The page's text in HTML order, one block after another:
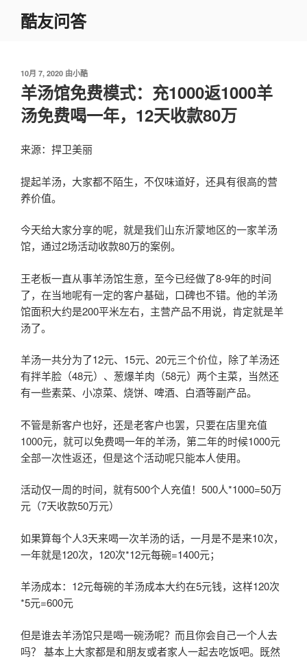
酷友问答
发
布
于
10月 7, 2020 由小酷
羊汤馆免费模式：充1000返1000羊
汤免费喝一年，12天收款80万
来源：捍卫美丽
提起羊汤，大家都不陌生，不仅味道好，还具有很高的营
养价值。
今天给大家分享的呢，就是我们山东沂蒙地区的一家羊汤
馆，通过2场活动收款80万的案例。
王老板一直从事羊汤馆生意，至今已经做了8-9年的时间
了，在当地呢有一定的客户基础，口碑也不错。他的羊汤
馆面积大约是200平米左右，主营产品不用说，肯定就是羊
汤了。
羊汤一共分为了12元、15元、20元三个价位，除了羊汤还
有拌羊脸（48元）、葱爆羊肉（58元）两个主菜，当然还
有一些素菜、小凉菜、烧饼、啤酒、白酒等副产品。
不管是新客户也好，还是老客户也罢，只要在店里充值
1000元，就可以免费喝一年的羊汤，第二年的时候1000元
全部一次性返还，但是这个活动呢只能本人使用。
活动仅一周的时间，就有500个人充值！500人*1000=50万
元（7天收款50万元）
如果算每个人3天来喝一次羊汤的话，一月是不是来10次，
一年就是120次，120次*12元每碗=1400元；
羊汤成本：12元每碗的羊汤成本大约在5元钱，这样120次
*5元=600元
但是谁去羊汤馆只是喝一碗汤呢？而且你会自己一个人去
吗？ 基本上大家都是和朋友或者家人一起去吃饭吧。既然